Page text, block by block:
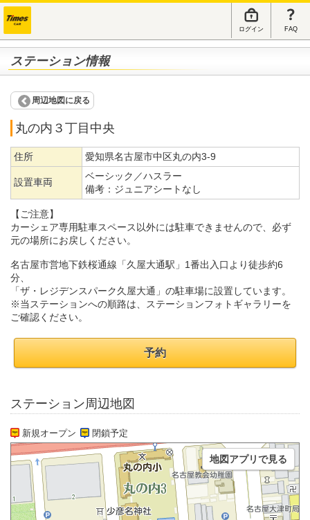
ログイン FAQ
ステーション情報
周辺地図に戻る
丸の内３丁目中央
住所 愛知県名古屋市中区丸の内3-9
設置車両
ベーシック／ハスラー
備考： ジュニアシートなし
【ご注意】
カーシェア専用駐車スペース以外には駐車できませんので、必ず
元の場所にお戻しください。
名古屋市営地下鉄桜通線「久屋大通駅」1番出入口より徒歩約6
分、
「ザ・レジデンスパーク久屋大通」の駐車場に設置しています。
※当ステーションへの順路は、ステーションフォトギャラリーを
ご確認ください。
予約
ステーション周辺地図
新規オープン 閉鎖予定
地図アプリで見る